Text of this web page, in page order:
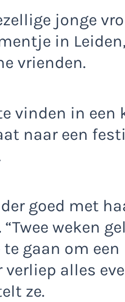
jonge
in
vrienden.
vinden in een
naar een
goed met
weken
gaan om een
alles
ze.